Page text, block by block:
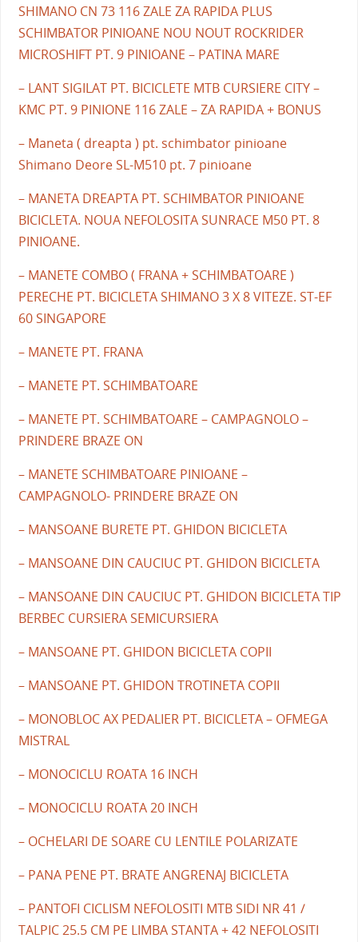
SHIMANO CN 73 116 ZALE ZA RAPIDA PLUS
SCHIMBATOR PINIOANE NOU NOUT ROCKRIDER
MICROSHIFT PT. 9 PINIOANE – PATINA MARE
– LANT SIGILAT PT. BICICLETE MTB CURSIERE CITY –
KMC PT. 9 PINIONE 116 ZALE – ZA RAPIDA + BONUS
– Maneta ( dreapta ) pt. schimbator pinioane
Shimano Deore SL-M510 pt. 7 pinioane
– MANETA DREAPTA PT. SCHIMBATOR PINIOANE
BICICLETA. NOUA NEFOLOSITA SUNRACE M50 PT. 8
PINIOANE.
– MANETE COMBO ( FRANA + SCHIMBATOARE )
PERECHE PT. BICICLETA SHIMANO 3 X 8 VITEZE. ST-EF
60 SINGAPORE
– MANETE PT. FRANA
– MANETE PT. SCHIMBATOARE
– MANETE PT. SCHIMBATOARE – CAMPAGNOLO –
PRINDERE BRAZE ON
– MANETE SCHIMBATOARE PINIOANE –
CAMPAGNOLO- PRINDERE BRAZE ON
– MANSOANE BURETE PT. GHIDON BICICLETA
– MANSOANE DIN CAUCIUC PT. GHIDON BICICLETA
– MANSOANE DIN CAUCIUC PT. GHIDON BICICLETA TIP
BERBEC CURSIERA SEMICURSIERA
– MANSOANE PT. GHIDON BICICLETA COPII
– MANSOANE PT. GHIDON TROTINETA COPII
– MONOBLOC AX PEDALIER PT. BICICLETA – OFMEGA
MISTRAL
– MONOCICLU ROATA 16 INCH
– MONOCICLU ROATA 20 INCH
– OCHELARI DE SOARE CU LENTILE POLARIZATE
– PANA PENE PT. BRATE ANGRENAJ BICICLETA
– PANTOFI CICLISM NEFOLOSITI MTB SIDI NR 41 /
TALPIC 25.5 CM PE LIMBA STANTA + 42 NEFOLOSITI